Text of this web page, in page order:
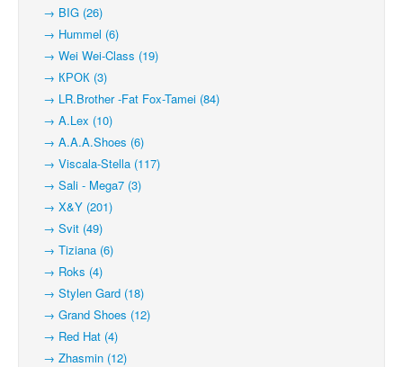
→ BIG (26)
→ Hummel (6)
→ Wei Wei-Class (19)
→ КРОК (3)
→ LR.Brother -Fat Fox-Tamei (84)
→ A.Lex (10)
→ A.A.A.Shoes (6)
→ Viscala-Stella (117)
→ Sali - Mega7 (3)
→ X&Y (201)
→ Svit (49)
→ Tiziana (6)
→ Roks (4)
→ Stylen Gard (18)
→ Grand Shoes (12)
→ Red Hat (4)
→ Zhasmin (12)